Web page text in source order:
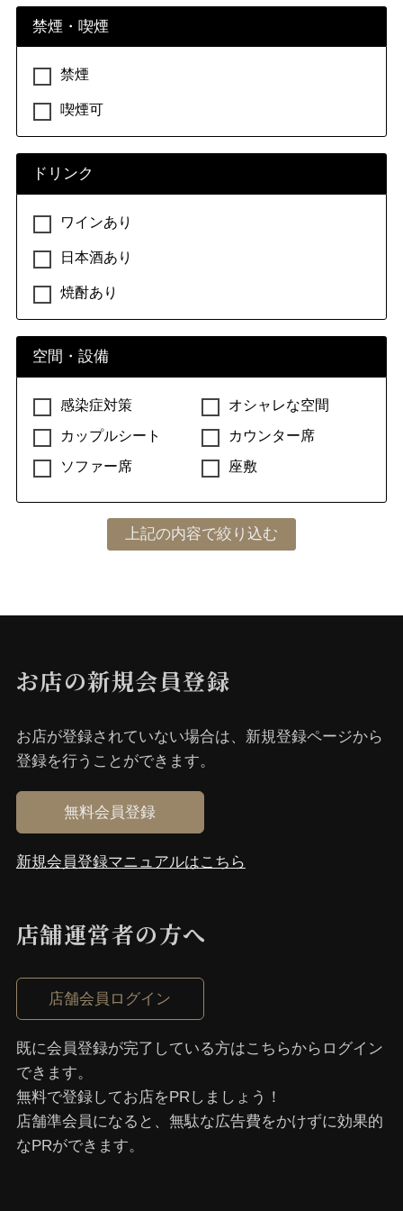
禁煙・喫煙
禁煙
喫煙可
ドリンク
ワインあり
日本酒あり
焼酎あり
空間・設備
感染症対策
オシャレな空間
カップルシート
カウンター席
ソファー席
座敷
お店の新規会員登録
お店が登録されていない場合は、新規登録ページから
登録を⾏うことができます。
無料会員登録
新規会員登録マニュアルはこちら
店舗運営者の⽅へ
店舗会員ログイン
既に会員登録が完了している⽅はこちらからログイン
できます。
無料で登録してお店をPRしましょう！
店舗準会員になると、無駄な広告費をかけずに効果的
なPRができます。